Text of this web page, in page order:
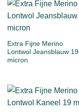
Extra Fijne Merino
Lontwol Jeansblauw 19
micron